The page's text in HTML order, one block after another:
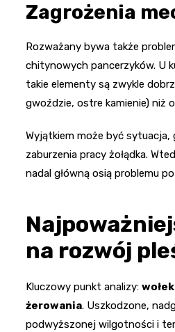
Zagrożenia
Rozważany bywa także
chitynowych pancerzyków. U
takie elementy są zwykle
gwoździe, ostre kamienie) niż
Wyjątkiem może być sytuacja,
zaburzenia pracy żołądka.
nadal główną osią problemu
na rozwój
Kluczowy punkt analizy:
żerowania. Uszkodzone,
podwyższonej wilgotności i